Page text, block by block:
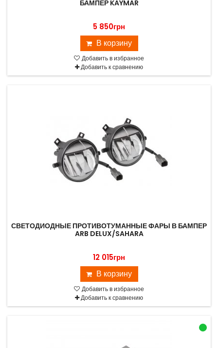
БАМПЕР KAYMAR
5 850грн
В корзину
Добавить в избранное
Добавить к сравнению
СВЕТОДИОДНЫЕ ПРОТИВОТУМАННЫЕ ФАРЫ В БАМПЕР
ARB DELUX/SAHARA
12 015грн
В корзину
Добавить в избранное
Добавить к сравнению